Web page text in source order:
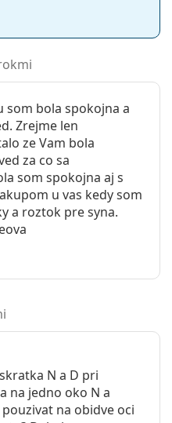
som bola spokojna a
Zrejme len
ze Vam bola
za co sa
som spokojna aj s
u vas kedy som
a roztok pre syna.
N a D pri
na jedno oko N a
na obidve oci